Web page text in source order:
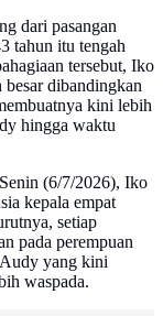
dari pasangan
tahun itu tengah
tersebut, Iko
dibandingkan
kini lebih
hingga waktu
(6/7/2026), Iko
kepala empat
setiap
pada perempuan
yang kini
waspada.